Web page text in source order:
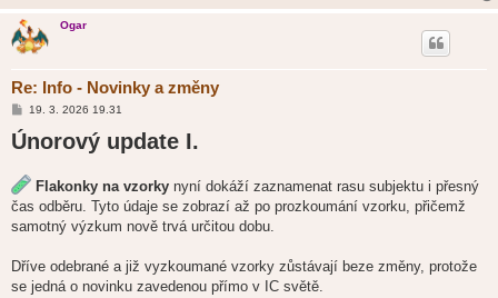
Ogar
Re: Info - Novinky a změny
P
í
s
ě
v
e
k
19. 3. 2026 19.31
Únorový update I.
Flakonky na vzorky nyní dokáží zaznamenat rasu subjektu i přesný
čas odběru. Tyto údaje se zobrazí až po prozkoumání vzorku, přičemž
samotný výzkum nově trvá určitou dobu.
Dříve odebrané a již vyzkoumané vzorky zůstávají beze změny, protože
se jedná o novinku zavedenou přímo v IC světě.